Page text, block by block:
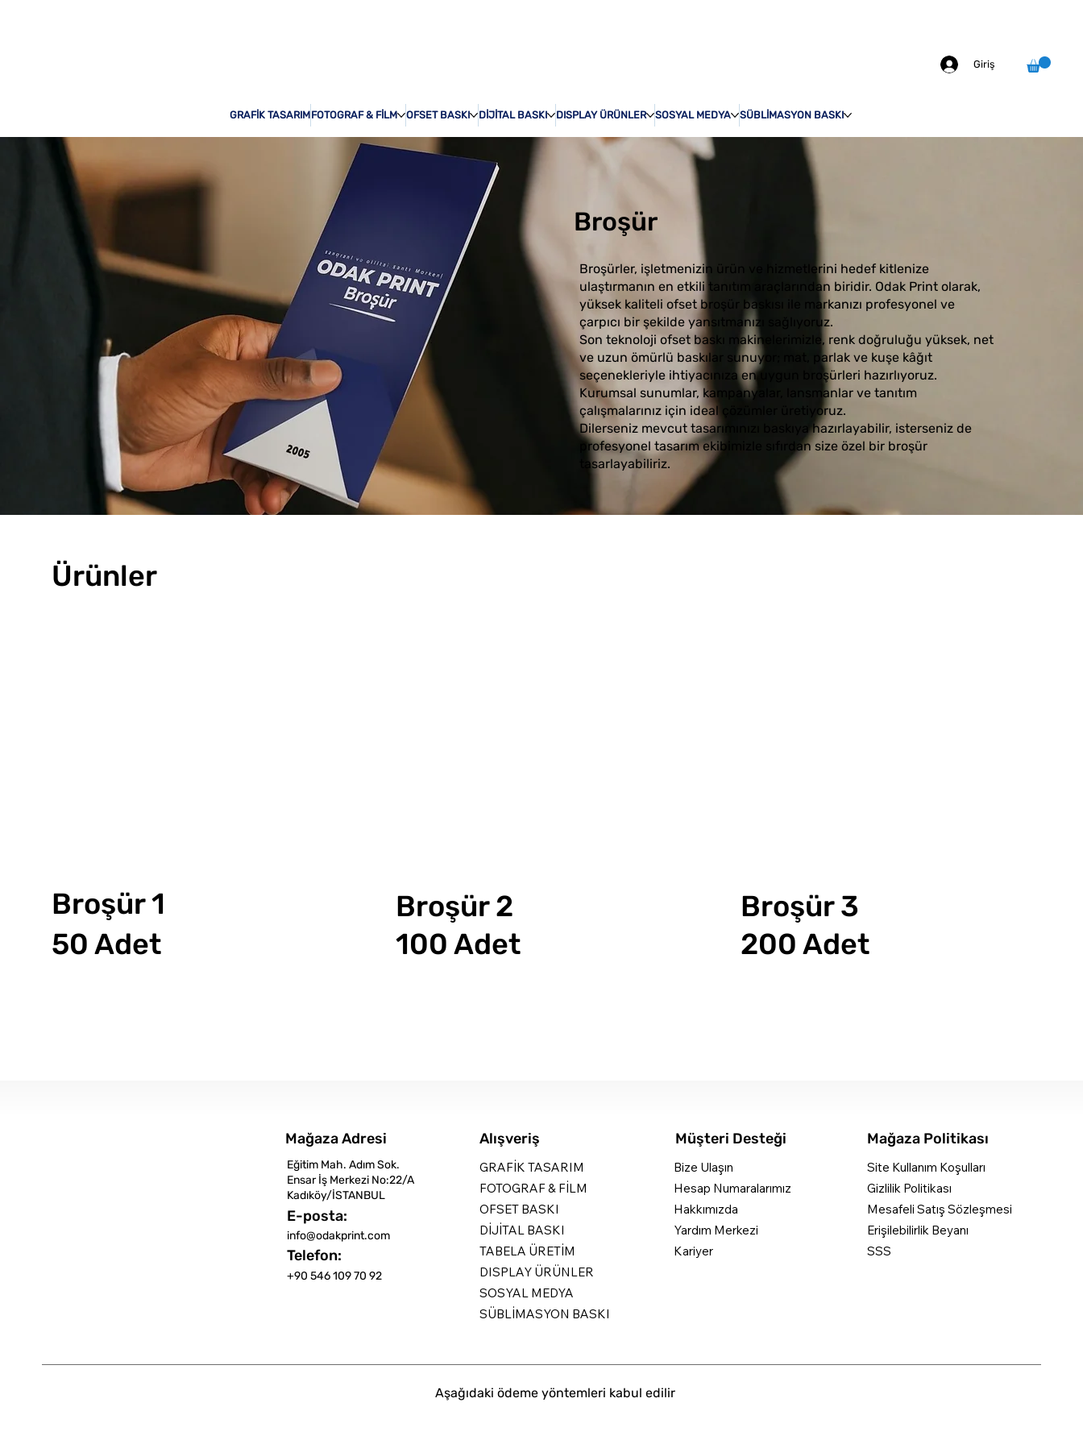
Giriş
GRAFİK TASARIMFOTOGRAF & FİLM OFSET BASKI DİJİTAL BASKI DISPLAY ÜRÜNLER SOSYAL MEDYA SÜBLİMASYON BASKI
Broşür
Broşürler, işletmenizin ürün ve hizmetlerini hedef kitlenize
ulaştırmanın en etkili tanıtım araçlarından biridir. Odak Print olarak,
yüksek kaliteli ofset broşür baskısı ile markanızı profesyonel ve
çarpıcı bir şekilde yansıtmanızı sağlıyoruz.
Son teknoloji ofset baskı makinelerimizle, renk doğruluğu yüksek, net
ve uzun ömürlü baskılar sunuyor; mat, parlak ve kuşe kâğıt
seçenekleriyle ihtiyacınıza en uygun broşürleri hazırlıyoruz.
Kurumsal sunumlar, kampanyalar, lansmanlar ve tanıtım
çalışmalarınız için ideal çözümler üretiyoruz.
Dilerseniz mevcut tasarımınızı baskıya hazırlayabilir, isterseniz de
profesyonel tasarım ekibimizle sıfırdan size özel bir broşür
tasarlayabiliriz.
Ürünler
Broşür 1
50 Adet
Broşür 2
100 Adet
Broşür 3
200 Adet
Mağaza Politikası
Site Kullanım Koşulları
Gizlilik Politikası
Mesafeli Satış Sözleşmesi
Erişilebilirlik Beyanı
SSS
Bize Ulaşın
Hesap Numaralarımız
Hakkımızda
Yardım Merkezi
Kariyer
Müşteri Desteği
Alışveriş
GRAFİK TASARIM
FOTOGRAF & FİLM
OFSET BASKI
DİJİTAL BASKI
TABELA ÜRETİM
DISPLAY ÜRÜNLER
SOSYAL MEDYA
SÜBLİMASYON BASKI
Mağaza Adresi
Eğitim Mah. Adım Sok.
Ensar İş Merkezi No:22/A
Kadıköy/İSTANBUL
E-posta:
info@odakprint.com
Telefon:
+90 546 109 70 92
Aşağıdaki ödeme yöntemleri kabul edilir